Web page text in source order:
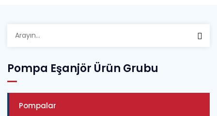
Pompa Eşanjör Ürün Grubu
Pompalar